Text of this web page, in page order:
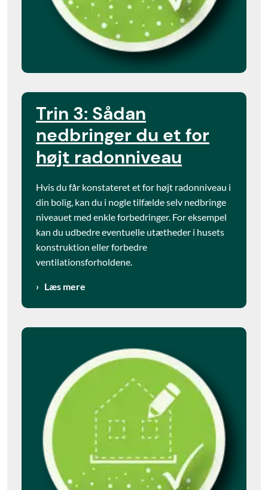
Trin 3: Sådan
nedbringer du et for
højt radonniveau
Hvis du får konstateret et for højt radonniveau i
din bolig, kan du i nogle tilfælde selv nedbringe
niveauet med enkle forbedringer. For eksempel
kan du udbedre eventuelle utætheder i husets
konstruktion eller forbedre
ventilationsforholdene.
Læs mere